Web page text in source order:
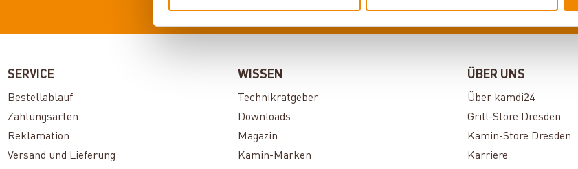
SERVICE
Bestellablauf
Zahlungsarten
Reklamation
Versand und Lieferung
WISSEN
Technikratgeber
Downloads
Magazin
Kamin-Marken
ÜBER UNS
Über kamdi24
Grill-Store Dresden
Kamin-Store Dresden
Karriere